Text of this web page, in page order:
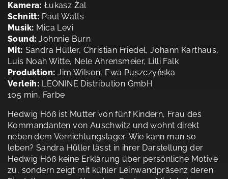
Kamera: Łukasz Żal
Schnitt: Paul Watts
Musik: Mica Levi
Sound: Johnnie Burn
Mit: Sandra Hüller, Christian Friedel, Johann Karthaus,
Luis Noah Witte, Nele Ahrensmeier, Lilli Falk
Produktion: Jim Wilson, Ewa Puszczyńska
Verleih: LEONINE Distribution GmbH
105 min, Farbe
Hedwig Höß ist Mutter von fünf Kindern, Frau des
Kommandanten von Auschwitz und wohnt direkt
neben dem Vernichtungslager. Wie kann man so
leben? Sandra Hüller lässt in ihrer Darstellung der
Hedwig Höß keine Erklärung über persönliche Motive
zu, sondern zeigt mit kühler Leinwandpräsenz deren